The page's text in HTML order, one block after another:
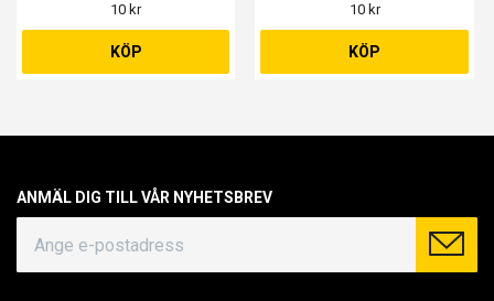
10 kr
KÖP
10 kr
KÖP
ANMÄL DIG TILL VÅR NYHETSBREV